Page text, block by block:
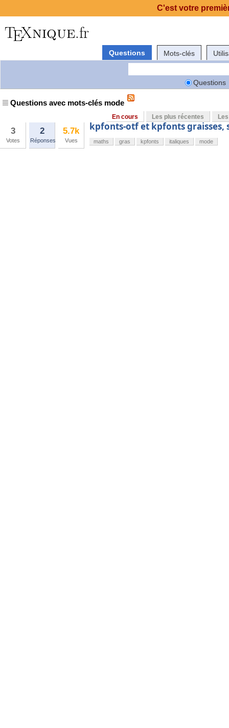
Questions Mots-clés
Questions
Questions avec mots-clés mode
En cours Les plus récentes
3
Votes
2
Réponses
5.7k
Vues
kpfonts-otf et kpfonts graisses,
maths gras kpfonts italiques mode
C'est votre